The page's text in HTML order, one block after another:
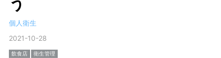
個人衛生
2021-10-28
飲食店 衛生管理